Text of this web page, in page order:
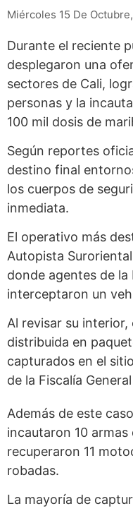
Miércoles 15 De
Durante el reciente
desplegaron una
sectores de Cali,
personas y la
100 mil dosis de
Según reportes
destino final
los cuerpos de
inmediata.
El operativo más
Autopista
donde agentes de
interceptaron un
Al revisar su
distribuida en
capturados en el
de la Fiscalía
Además de este
incautaron 10
recuperaron 11
robadas.
La mayoría de